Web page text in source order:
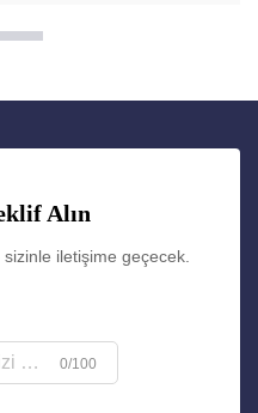
Alın
iletişime geçecek.
0/100